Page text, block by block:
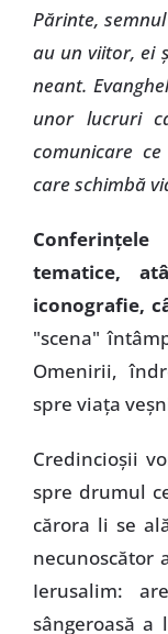
Părinte,
au un viitor, ei
neant.
unor lucruri
comunicare
care schimbă
tematice,
iconografie,
"scena"
Omenirii,
spre viaţa
Credincioşii
spre drumul
cărora li se
necunoscător
Ierusalim:
sângeroasă